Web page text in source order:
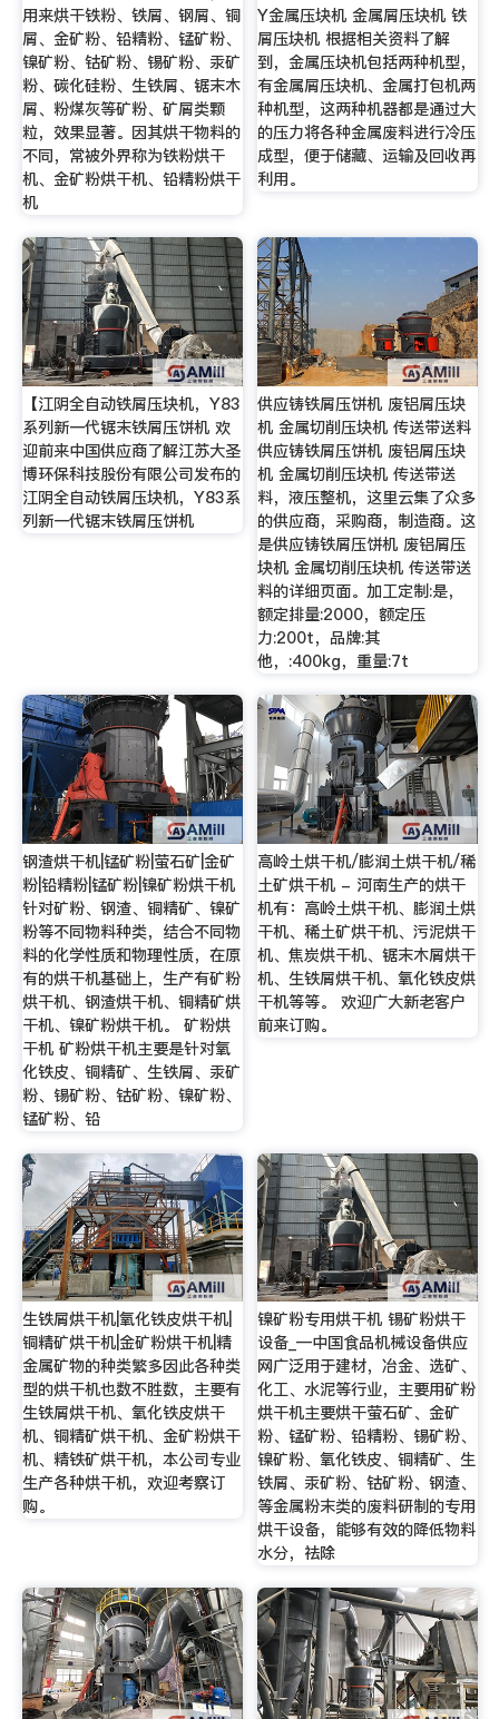
用来烘干铁粉、铁屑、钢屑、铜
屑、金矿粉、铅精粉、锰矿粉、
镍矿粉、钴矿粉、锡矿粉、汞矿
粉、碳化硅粉、生铁屑、锯末木
屑、粉煤灰等矿粉、矿屑类颗
粒，效果显著。因其烘干物料的
不同，常被外界称为铁粉烘干
机、金矿粉烘干机、铅精粉烘干
机
Y金属压块机 金属屑压块机 铁
屑压块机 根据相关资料了解
到，金属压块机包括两种机型，
有金属屑压块机、金属打包机两
种机型，这两种机器都是通过大
的压力将各种金属废料进行冷压
成型，便于储藏、运输及回收再
利用。
【江阴全自动铁屑压块机，Y83
系列新一代锯末铁屑压饼机 欢
迎前来中国供应商了解江苏大圣
博环保科技股份有限公司发布的
江阴全自动铁屑压块机，Y83系
列新一代锯末铁屑压饼机
供应铸铁屑压饼机 废铝屑压块
机 金属切削压块机 传送带送料
供应铸铁屑压饼机 废铝屑压块
机 金属切削压块机 传送带送
料，液压整机，这里云集了众多
的供应商，采购商，制造商。这
是供应铸铁屑压饼机 废铝屑压
块机 金属切削压块机 传送带送
料的详细页面。加工定制:是，
额定排量:2000，额定压
力:200t，品牌:其
他，:400kg，重量:7t
钢渣烘干机|锰矿粉|萤石矿|金矿
粉|铅精粉|锰矿粉|镍矿粉烘干机
针对矿粉、钢渣、铜精矿、镍矿
粉等不同物料种类，结合不同物
料的化学性质和物理性质，在原
有的烘干机基础上，生产有矿粉
烘干机、钢渣烘干机、铜精矿烘
干机、镍矿粉烘干机。 矿粉烘
干机 矿粉烘干机主要是针对氧
化铁皮、铜精矿、生铁屑、汞矿
粉、锡矿粉、钴矿粉、镍矿粉、
锰矿粉、铅
高岭土烘干机/膨润土烘干机/稀
土矿烘干机 - 河南生产的烘干
机有：高岭土烘干机、膨润土烘
干机、稀土矿烘干机、污泥烘干
机、焦炭烘干机、锯末木屑烘干
机、生铁屑烘干机、氧化铁皮烘
干机等等。 欢迎广大新老客户
前来订购。
生铁屑烘干机|氧化铁皮烘干机|
铜精矿烘干机|金矿粉烘干机|精
金属矿物的种类繁多因此各种类
型的烘干机也数不胜数，主要有
生铁屑烘干机、氧化铁皮烘干
机、铜精矿烘干机、金矿粉烘干
机、精铁矿烘干机，本公司专业
生产各种烘干机，欢迎考察订
购。
镍矿粉专用烘干机 锡矿粉烘干
设备_—中国食品机械设备供应
网广泛用于建材，冶金、选矿、
化工、水泥等行业，主要用矿粉
烘干机主要烘干萤石矿、金矿
粉、锰矿粉、铅精粉、锡矿粉、
镍矿粉、氧化铁皮、铜精矿、生
铁屑、汞矿粉、钴矿粉、钢渣、
等金属粉末类的废料研制的专用
烘干设备，能够有效的降低物料
水分，祛除